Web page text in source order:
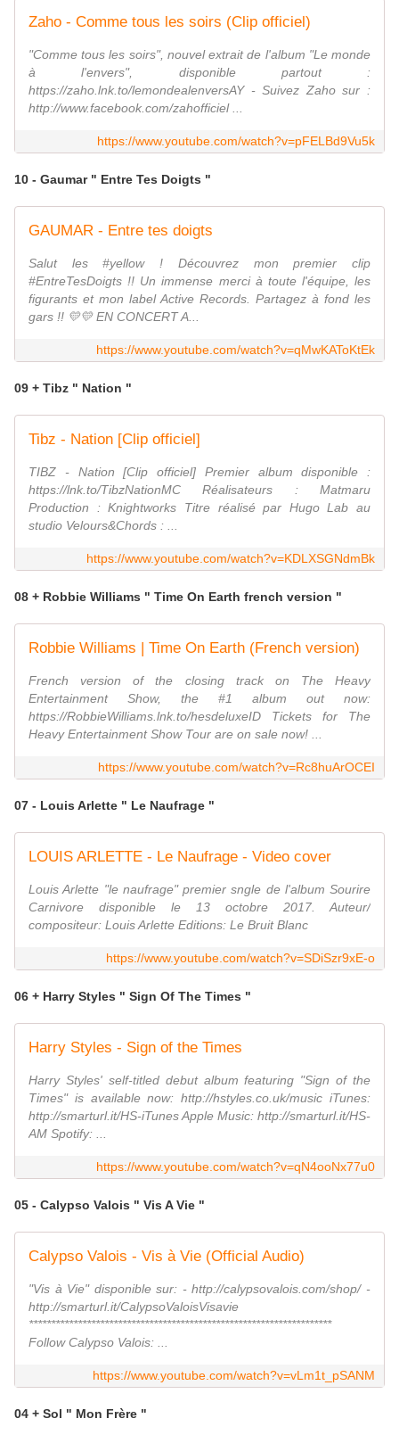
Zaho - Comme tous les soirs (Clip officiel)
"Comme tous les soirs", nouvel extrait de l'album "Le monde
à l'envers", disponible partout :
https://zaho.lnk.to/lemondealenversAY - Suivez Zaho sur :
http://www.facebook.com/zahofficiel ...
https://www.youtube.com/watch?v=pFELBd9Vu5k
10 - Gaumar " Entre Tes Doigts "
GAUMAR - Entre tes doigts
Salut les #yellow ! Découvrez mon premier clip
#EntreTesDoigts !! Un immense merci à toute l'équipe, les
figurants et mon label Active Records. Partagez à fond les
gars !! 💛💛 EN CONCERT A...
https://www.youtube.com/watch?v=qMwKAToKtEk
09 + Tibz " Nation "
Tibz - Nation [Clip officiel]
TIBZ - Nation [Clip officiel] Premier album disponible :
https://lnk.to/TibzNationMC Réalisateurs : Matmaru
Production : Knightworks Titre réalisé par Hugo Lab au
studio Velours&Chords : ...
https://www.youtube.com/watch?v=KDLXSGNdmBk
08 + Robbie Williams " Time On Earth french version "
Robbie Williams | Time On Earth (French version)
French version of the closing track on The Heavy
Entertainment Show, the #1 album out now:
https://RobbieWilliams.lnk.to/hesdeluxeID Tickets for The
Heavy Entertainment Show Tour are on sale now! ...
https://www.youtube.com/watch?v=Rc8huArOCEI
07 - Louis Arlette " Le Naufrage "
LOUIS ARLETTE - Le Naufrage - Video cover
Louis Arlette "le naufrage" premier sngle de l'album Sourire
Carnivore disponible le 13 octobre 2017. Auteur/
compositeur: Louis Arlette Editions: Le Bruit Blanc
https://www.youtube.com/watch?v=SDiSzr9xE-o
06 + Harry Styles " Sign Of The Times "
Harry Styles - Sign of the Times
Harry Styles' self-titled debut album featuring "Sign of the
Times" is available now: http://hstyles.co.uk/music iTunes:
http://smarturl.it/HS-iTunes Apple Music: http://smarturl.it/HS-
AM Spotify: ...
https://www.youtube.com/watch?v=qN4ooNx77u0
05 - Calypso Valois " Vis A Vie "
Calypso Valois - Vis à Vie (Official Audio)
"Vis à Vie" disponible sur: - http://calypsovalois.com/shop/ -
http://smarturl.it/CalypsoValoisVisavie
********************************************************************
Follow Calypso Valois: ...
https://www.youtube.com/watch?v=vLm1t_pSANM
04 + Sol " Mon Frère "